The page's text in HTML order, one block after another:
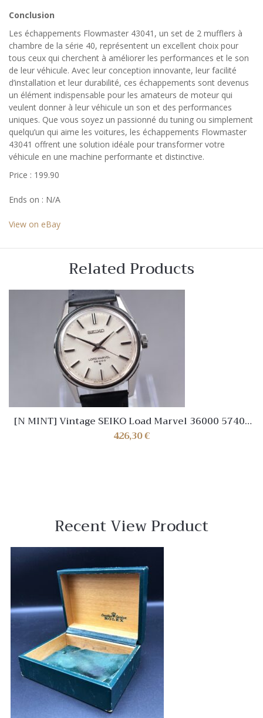
Conclusion
Les échappements Flowmaster 43041, un set de 2 mufflers à
chambre de la série 40, représentent un excellent choix pour
tous ceux qui cherchent à améliorer les performances et le son
de leur véhicule. Avec leur conception innovante, leur facilité
d’installation et leur durabilité, ces échappements sont devenus
un élément indispensable pour les amateurs de moteur qui
veulent donner à leur véhicule un son et des performances
uniques. Que vous soyez un passionné du tuning ou simplement
quelqu’un qui aime les voitures, les échappements Flowmaster
43041 offrent une solution idéale pour transformer votre
véhicule en une machine performante et distinctive.
Price : 199.90
Ends on : N/A
View on eBay
Related Products
[N MINT] Vintage SEIKO Load Marvel 36000 5740-
8000 Hand winding Mens watch Japan
426,30€
Recent View Product